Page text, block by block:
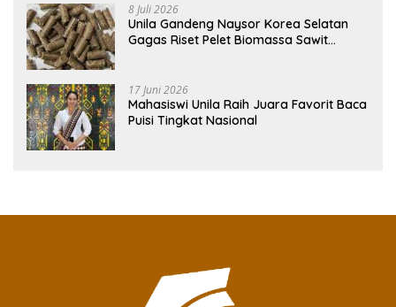
8 Juli 2026
Unila Gandeng Naysor Korea Selatan
Gagas Riset Pelet Biomassa Sawit
17 Juni 2026
Mahasiswi Unila Raih Juara Favorit Baca
Puisi Tingkat Nasional